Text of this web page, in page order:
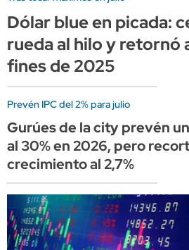
Dólar blue en picada:
rueda al hilo y retornó
fines de 2025
Prevén IPC del 2% para julio
Gurúes de la city prevén
al 30% en 2026, pero
crecimiento al 2,7%